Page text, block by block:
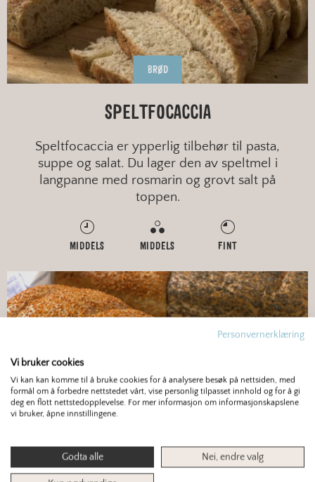
BRØD
SPELTFOCACCIA
Speltfocaccia er ypperlig tilbehør til pasta,
suppe og salat. Du lager den av speltmel i
langpanne med rosmarin og grovt salt på
toppen.
MIDDELS MIDDELS FINT
BRØD
Personvernerklæring
Vi bruker cookies
Vi kan kan komme til å bruke cookies for å analysere besøk på nettsiden, med
formål om å forbedre nettstedet vårt, vise personlig tilpasset innhold og for å gi
deg en flott nettstedopplevelse. For mer informasjon om informasjonskapslene
vi bruker, åpne innstillingene.
Godta alle Nei, endre valg